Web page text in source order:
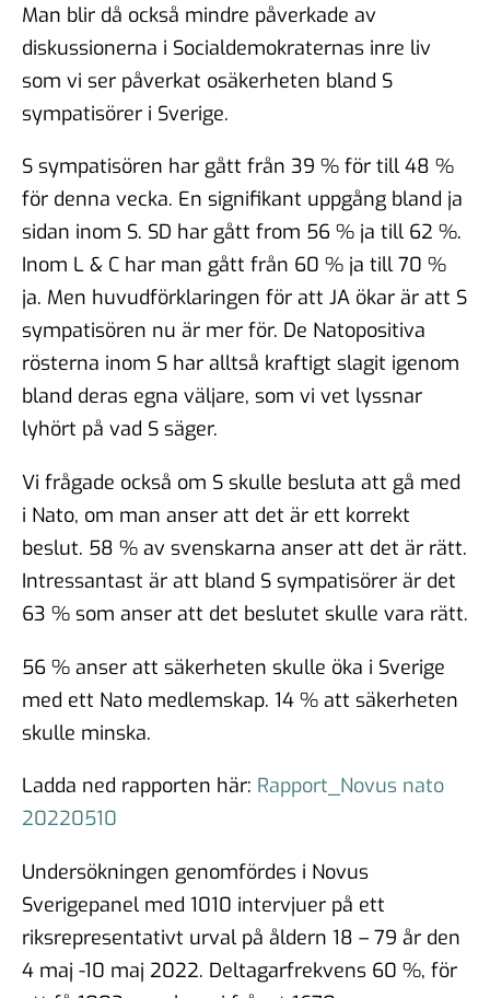
Man blir då också mindre påverkade av
diskussionerna i Socialdemokraternas inre liv
som vi ser påverkat osäkerheten bland S
sympatisörer i Sverige.
S sympatisören har gått från 39 % för till 48 %
för denna vecka. En signifikant uppgång bland ja
sidan inom S. SD har gått from 56 % ja till 62 %.
Inom L & C har man gått från 60 % ja till 70 %
ja. Men huvudförklaringen för att JA ökar är att S
sympatisören nu är mer för. De Natopositiva
rösterna inom S har alltså kraftigt slagit igenom
bland deras egna väljare, som vi vet lyssnar
lyhört på vad S säger.
Vi frågade också om S skulle besluta att gå med
i Nato, om man anser att det är ett korrekt
beslut. 58 % av svenskarna anser att det är rätt.
Intressantast är att bland S sympatisörer är det
63 % som anser att det beslutet skulle vara rätt.
56 % anser att säkerheten skulle öka i Sverige
med ett Nato medlemskap. 14 % att säkerheten
skulle minska.
Ladda ned rapporten här: Rapport_Novus nato
20220510
Undersökningen genomfördes i Novus
Sverigepanel med 1010 intervjuer på ett
riksrepresentativt urval på åldern 18 – 79 år den
4 maj -10 maj 2022. Deltagarfrekvens 60 %, för